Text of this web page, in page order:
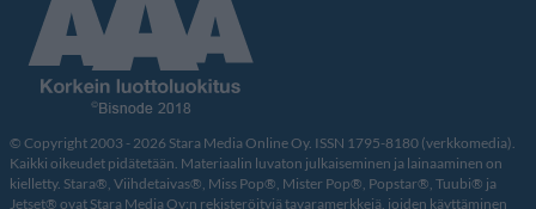
© Copyright 2003 - 2026 Stara Media Online Oy. ISSN 1795-8180 (verkkomedia).
Kaikki oikeudet pidätetään. Materiaalin luvaton julkaiseminen ja lainaaminen on
kielletty. Stara®, Viihdetaivas®, Miss Pop®, Mister Pop®, Popstar®, Tuubi® ja
Jetset® ovat Stara Media Oy:n rekisteröityjä tavaramerkkejä, joiden käyttäminen